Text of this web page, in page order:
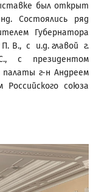
был открыт
Состоялись ряд
Губернатора
В., с и.д. главой г.
с президентом
палаты г-н Андреем
союза